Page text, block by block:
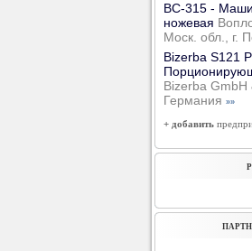
ВС-315 -
ножевая
Моск. обл., г.
Bizerba S121
Bizerba GmbH
Германия »»
+ добавить